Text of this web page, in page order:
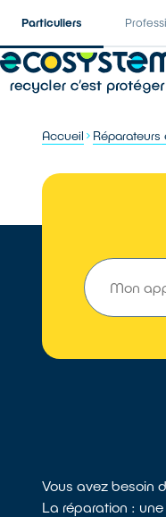
Particuliers
Accueil Réparateurs
Vous avez besoin
La réparation :